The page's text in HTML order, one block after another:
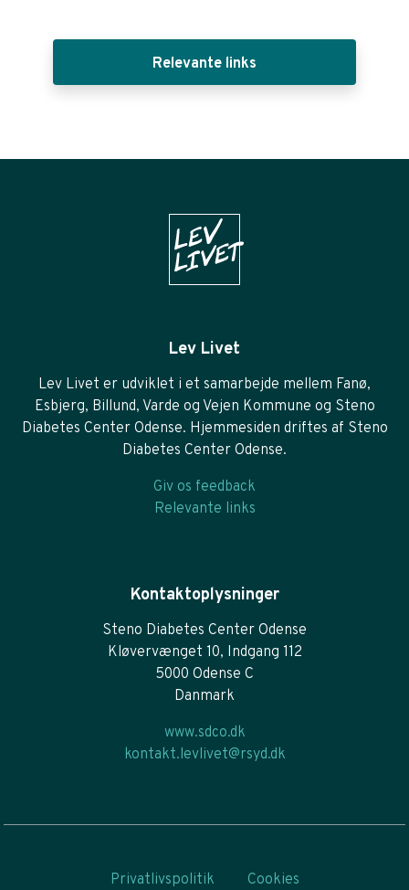
Relevante links
Lev Livet
Lev Livet er udviklet i et samarbejde mellem Fanø,
Esbjerg, Billund, Varde og Vejen Kommune og Steno
Diabetes Center Odense. Hjemmesiden driftes af Steno
Diabetes Center Odense.
Giv os feedback
Relevante links
Kontaktoplysninger
Steno Diabetes Center Odense
Kløvervænget 10, Indgang 112
5000 Odense C
Danmark
www.sdco.dk
kontakt.levlivet@rsyd.dk
Privatlivspolitik Cookies